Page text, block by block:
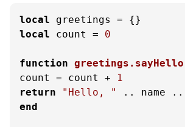
local
local count = 0
function greetings.sayHello
count = count +
1
return
"Hello, " .. name ..
end